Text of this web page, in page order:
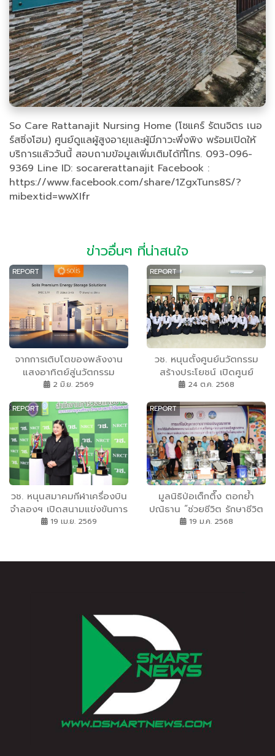
So Care Rattanajit Nursing Home (โซแคร์ รัตนจิตร เนอ
ร์สซิ่งโฮม) ศูนย์ดูแลผู้สูงอายุและผู้มีภาวะพึ่งพิง พร้อมเปิดให้
บริการแล้ววันนี้ สอบถามข้อมูลเพิ่มเติมได้ที่โทร. 093-096-
9369 Line ID: socarerattanajit Facebook :
https://www.facebook.com/share/1ZgxTuns8S/?
mibextid=wwXIfr
ข่าวอื่นๆ ที่น่าสนใจ
REPORT
จากการเติบโตของพลังงาน
แสงอาทิตย์สู่นวัตกรรม
พลังงานอัจฉริยะ: ทำไมระบบ
สมรภูมิถัดไปของอุตสาหกรรม
2 มิ.ย. 2569
REPORT
วช. หนุนตั้งศูนย์นวัตกรรม
สร้างประโยชน์ เปิดศูนย์
เทคโนโลยีและนวัตกรรมโด
จุฬาภรณราชวิทยาลัย
จ.พิษณุโลก
24 ต.ค. 2568
REPORT
วช. หนุนสมาคมกีฬาเครื่องบิน
จำลองฯ เปิดสนามแข่งขันการ
ออกแบบโดรนแปรอักษร ชิง
19 เม.ย. 2569
REPORT
มูลนิธิป่อเต็กตึ๊ง ตอกย้ำ
ปณิธาน “ช่วยชีวิต รักษาชีวิต
สร้างชีวิต” ชาวจังหวัดเลย
มอบจักรยานให้แก่โรงเรียนใน
19 ม.ค. 2568